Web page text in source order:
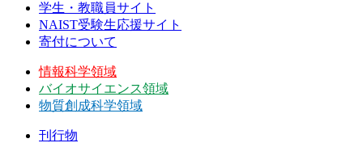
学生・教職員サイト
NAIST受験生応援サイト
寄付について
情報科学領域
バイオサイエンス領域
物質創成科学領域
刊行物